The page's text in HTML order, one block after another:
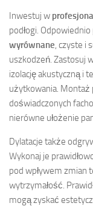
Inwestuj w
podłogi.
wyrównane, czyste i
uszkodzeń. Zastosuj
izolację akustyczną i
użytkowania.
doświadczonych
nierówne ułożenie
Dylatacje także
Wykonaj je
pod wpływem zmian
wytrzymałość.
mogą zyskać